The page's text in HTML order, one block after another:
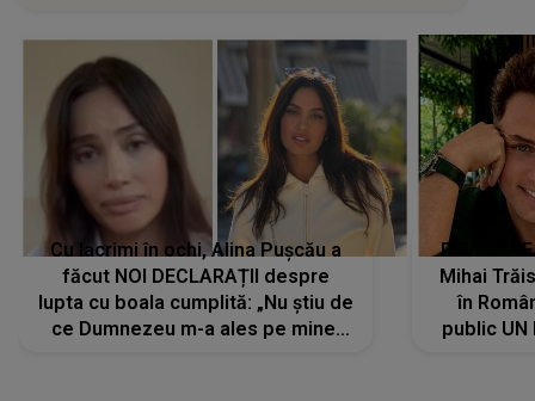
Cu lacrimi în ochi, Alina Pușcău a
făcut NOI DECLARAȚII despre
lupta cu boala cumplită: „Nu știu de
ce Dumnezeu m-a ales pe mine.
Mihai
în
public UN